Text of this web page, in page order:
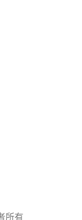
所有